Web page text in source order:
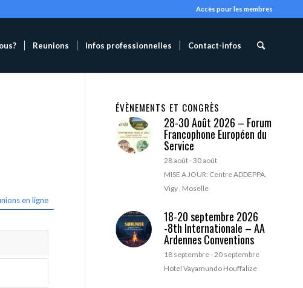
Accès pour les membres
Reunions Infos professionnelles Contact-infos
en ligne
ÉVÈNEMENTS ET CONGRÈS
28-30 Août 2026 – Forum
Francophone Européen du
Service
28 août-30 août
MISE A JOUR: Centre ADDEPPA,
Vigy , Moselle
18-20 septembre 2026
-8th Internationale – AA
Ardennes Conventions
18 septembre-20 septembre
Hotel Vayamundo Houffalize